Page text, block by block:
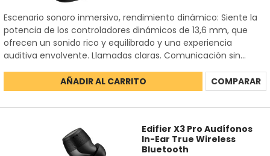
Escenario sonoro inmersivo, rendimiento dinámico: Siente la
potencia de los controladores dinámicos de 13,6 mm, que
ofrecen un sonido rico y equilibrado y una experiencia
auditiva envolvente. Llamadas claras. Comunicación sin...
AÑADIR AL CARRITO COMPARAR
Edifier X3 Pro Audífonos
In-Ear True Wireless
Bluetooth